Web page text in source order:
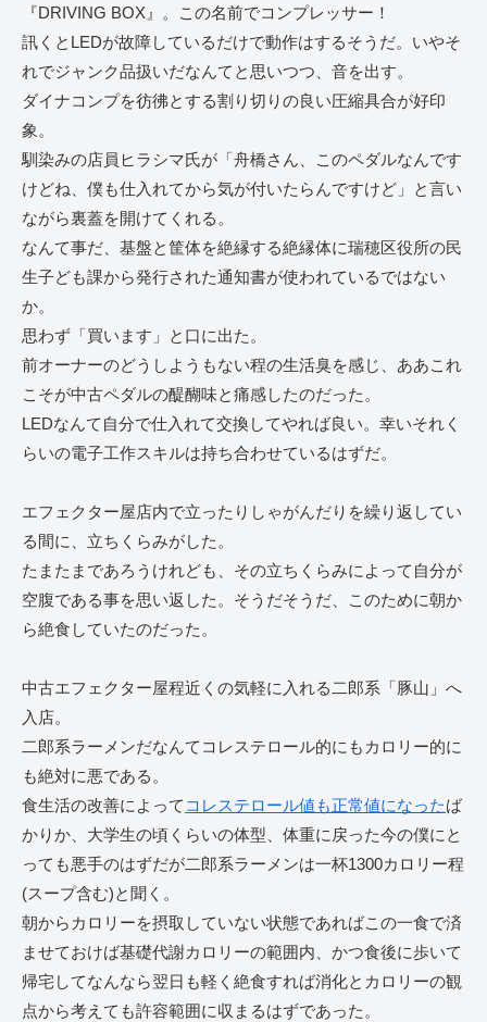
『DRIVING BOX』。この名前でコンプレッサー！
訊くとLEDが故障しているだけで動作はするそうだ。いやそ
れでジャンク品扱いだなんてと思いつつ、音を出す。
ダイナコンプを彷彿とする割り切りの良い圧縮具合が好印
象。
馴染みの店員ヒラシマ氏が「舟橋さん、このペダルなんです
けどね、僕も仕入れてから気が付いたらんですけど」と言い
ながら裏蓋を開けてくれる。
なんて事だ、基盤と筐体を絶縁する絶縁体に瑞穂区役所の民
生子ども課から発行された通知書が使われているではない
か。
思わず「買います」と口に出た。
前オーナーのどうしようもない程の生活臭を感じ、ああこれ
こそが中古ペダルの醍醐味と痛感したのだった。
LEDなんて自分で仕入れて交換してやれば良い。幸いそれく
らいの電子工作スキルは持ち合わせているはずだ。
エフェクター屋店内で立ったりしゃがんだりを繰り返してい
る間に、立ちくらみがした。
たまたまであろうけれども、その立ちくらみによって自分が
空腹である事を思い返した。そうだそうだ、このために朝か
ら絶食していたのだった。
中古エフェクター屋程近くの気軽に入れる二郎系「豚山」へ
入店。
二郎系ラーメンだなんてコレステロール的にもカロリー的に
も絶対に悪である。
食生活の改善によって コレステロール値も正常値になったば
かりか、大学生の頃くらいの体型、体重に戻った今の僕にと
っても悪手のはずだが二郎系ラーメンは一杯1300カロリー程
(スープ含む)と聞く。
朝からカロリーを摂取していない状態であればこの一食で済
ませておけば基礎代謝カロリーの範囲内、かつ食後に歩いて
帰宅してなんなら翌日も軽く絶食すれば消化とカロリーの観
点から考えても許容範囲に収まるはずであった。